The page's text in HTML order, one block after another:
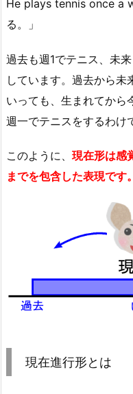
He plays tennis once a
る。」
過去も週1でテニス、未
しています。過去から未
いっても、生まれてから
週一でテニスをするわけ
このように、 現在形は感
までを包含した表現です。
現在進行形とは